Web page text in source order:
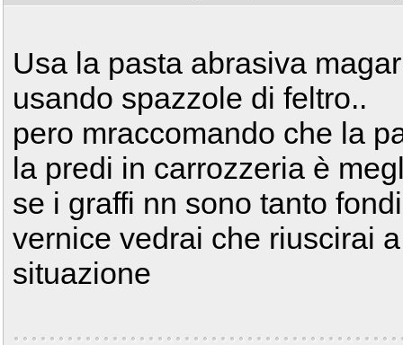
Usa la pasta abrasiva
usando spazzole di feltro..
pero mraccomando che la
la predi in carrozzeria è
se i graffi nn sono tanto
vernice vedrai che riuscirai
situazione